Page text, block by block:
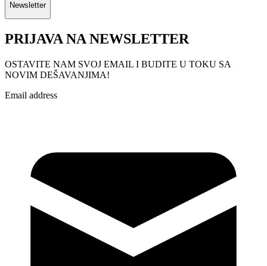
Newsletter
PRIJAVA NA NEWSLETTER
OSTAVITE NAM SVOJ EMAIL I BUDITE U TOKU SA
NOVIM DEŠAVANJIMA!
Email address